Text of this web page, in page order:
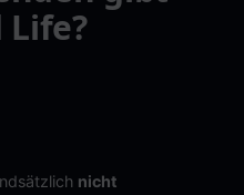
Life?
nicht